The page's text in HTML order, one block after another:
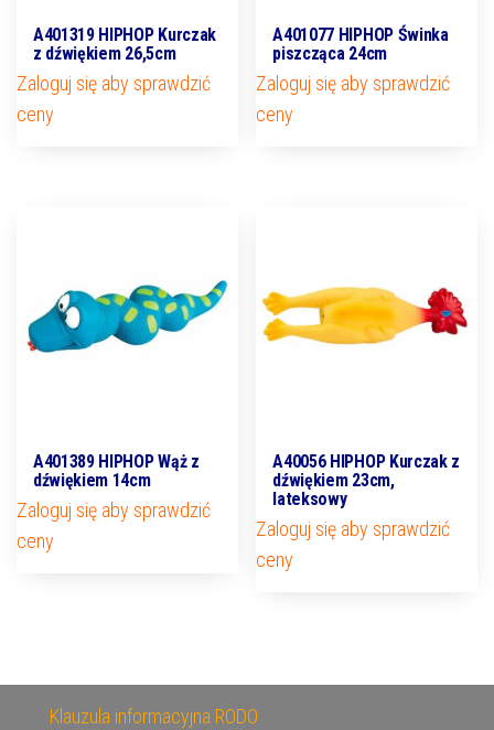
A401319 HIPHOP Kurczak
z dźwiękiem 26,5cm
Zaloguj się aby sprawdzić
ceny
A401077 HIPHOP Świnka
piszcząca 24cm
Zaloguj się aby sprawdzić
ceny
A401389 HIPHOP Wąż z
dźwiękiem 14cm
Zaloguj się aby sprawdzić
ceny
A40056 HIPHOP Kurczak z
dźwiękiem 23cm,
lateksowy
Zaloguj się aby sprawdzić
ceny
Klauzula informacyjna RODO